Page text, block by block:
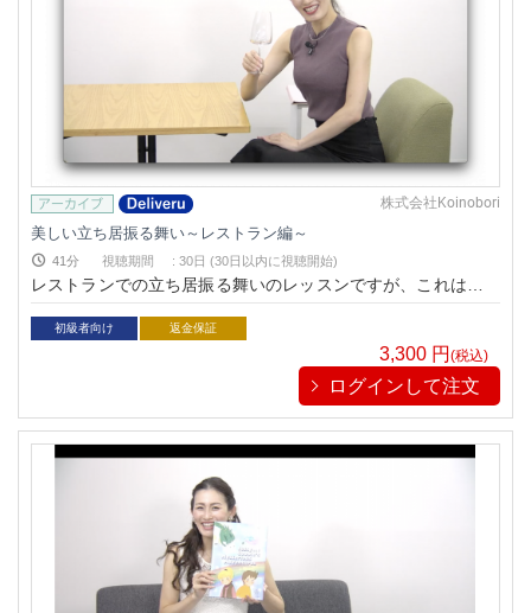
閉じる
株式会社Koinobori
美しい立ち居振る舞い～レストラン編～
41分 視聴期間 : 30日 (30日以内に視聴開始)
レストランでの立ち居振る舞いのレッスンですが、これはビジ
ネスシーンやお見合いの席、結婚式などに招待された時、その
他色々な場面でもとても役に立ちます。
初級者向け 返金保証
3,300 円 (税込)
ログインして注文